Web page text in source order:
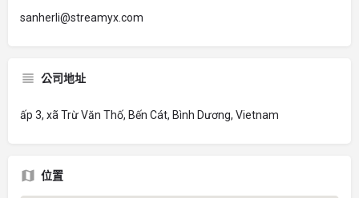
sanherli@streamyx.com
公司地址
ấp 3, xã Trừ Văn Thố, Bến Cát, Bình Dương, Vietnam
位置